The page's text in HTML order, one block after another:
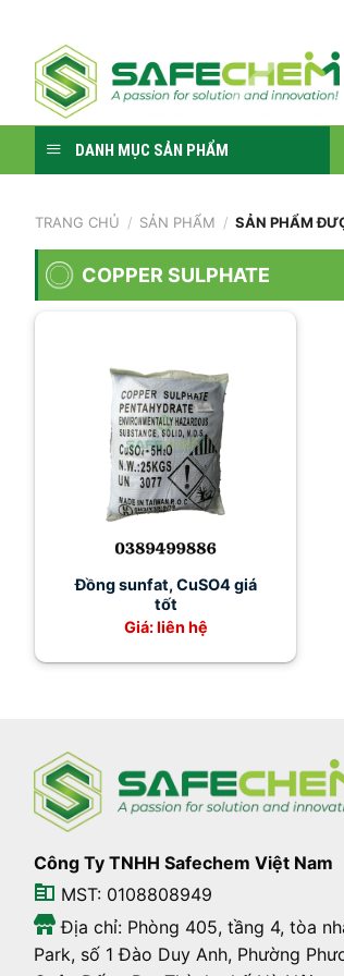
content
DANH MỤC SẢN PHẨM
TRANG CHỦ / SẢN PHẨM / SẢN PHẨM
COPPER SULPHATE
Đồng sunfat, CuSO4 giá
tốt
Giá: liên hệ
Công Ty TNHH Safechem Việt Nam
MST: 0108808949
Địa chỉ: Phòng 405, tầng 4, tòa
Park, số 1 Đào Duy Anh, Phường